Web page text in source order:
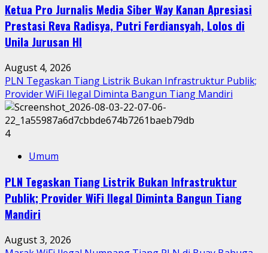
Ketua Pro Jurnalis Media Siber Way Kanan Apresiasi
Prestasi Reva Radisya, Putri Ferdiansyah, Lolos di
Unila Jurusan HI
August 4, 2026
PLN Tegaskan Tiang Listrik Bukan Infrastruktur Publik;
Provider WiFi Ilegal Diminta Bangun Tiang Mandiri
4
Umum
PLN Tegaskan Tiang Listrik Bukan Infrastruktur
Publik; Provider WiFi Ilegal Diminta Bangun Tiang
Mandiri
August 3, 2026